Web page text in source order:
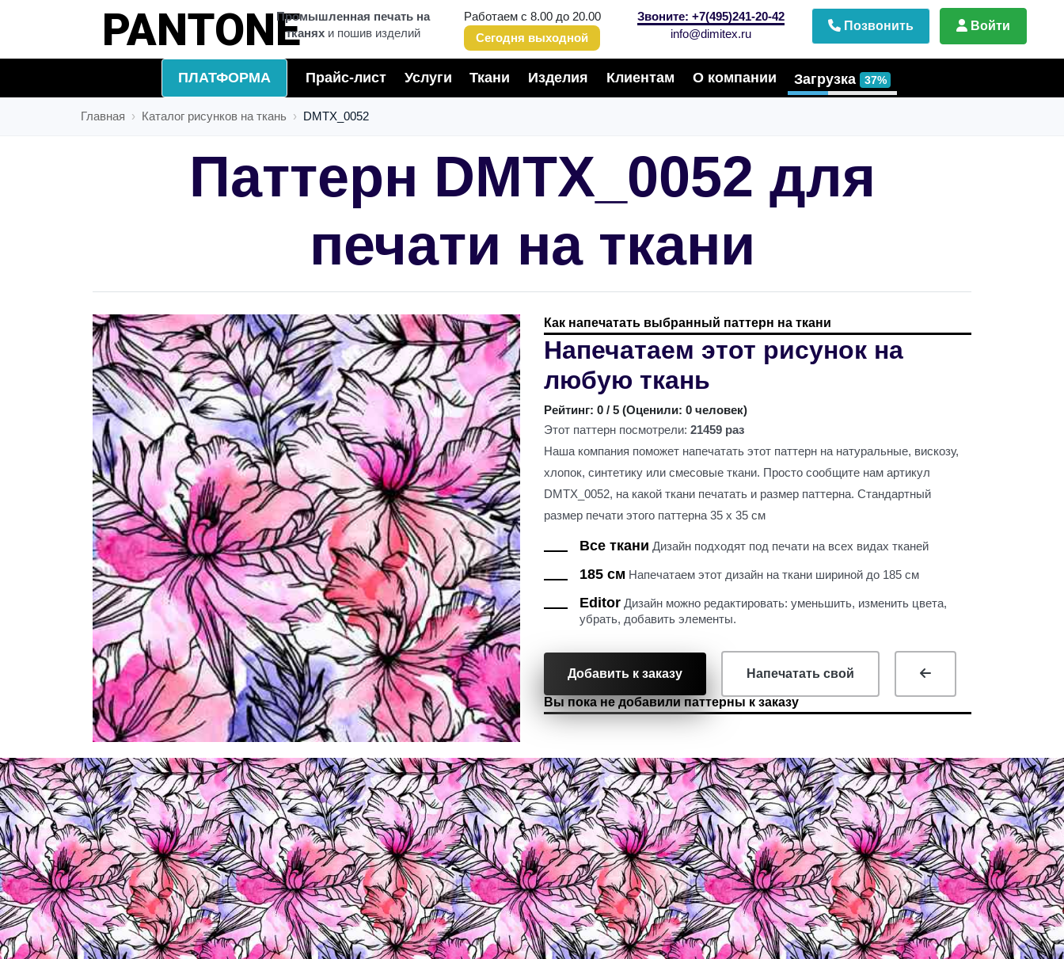
БРЕНДЫПромышленная печать на
тканях и пошив изделий
Работаем с 8.00 до 20.00
Сегодня выходной
Звоните: +7(495)241-20-42
info@dimitex.ru
Позвонить Войти
ПЛАТФОРМА Прайс-лист Услуги Ткани Изделия Клиентам О компании Загрузка 37%
Главная Каталог рисунков на ткань DMTX_0052
Паттерн DMTX_0052 для
печати на ткани
Как напечатать выбранный паттерн на ткани
Напечатаем этот рисунок на
любую ткань
Рейтинг: 0 / 5 (Оценили: 0 человек)
Этот паттерн посмотрели: 21459 раз
Наша компания поможет напечатать этот паттерн на натуральные, вискозу,
хлопок, синтетику или смесовые ткани. Просто сообщите нам артикул
DMTX_0052, на какой ткани печатать и размер паттерна. Стандартный
размер печати этого паттерна 35 х 35 см
Все ткани Дизайн подходят под печати на всех видах тканей
185 см Напечатаем этот дизайн на ткани шириной до 185 см
Editor Дизайн можно редактировать: уменьшить, изменить цвета,
убрать, добавить элементы.
Добавить к заказу Напечатать свой
Вы пока не добавили паттерны к заказу